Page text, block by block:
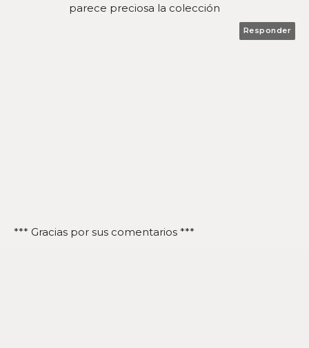
parece preciosa la colección
Responder
*** Gracias por sus comentarios ***